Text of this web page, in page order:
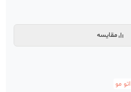
مقایسه
اتو مو